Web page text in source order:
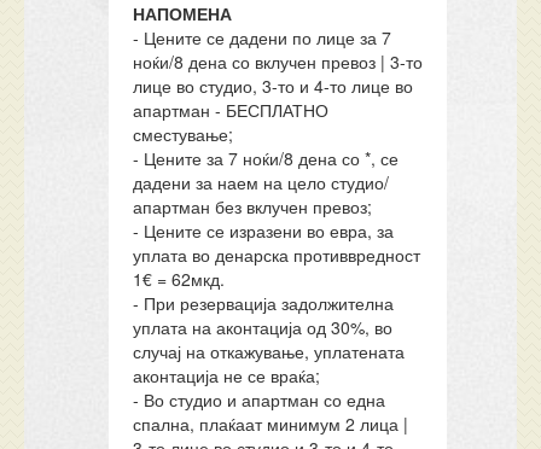
НАПОМЕНА
- Цените се дадени по лице за 7
ноќи/8 дена со вклучен превоз | 3-то
лице во студио, 3-то и 4-то лице во
апартман - БЕСПЛАТНО
сместување;
- Цените за 7 ноќи/8 дена со *, се
дадени за наем на цело студио/
апартман без вклучен превоз;
- Цените се изразени во евра, за
уплата во денарска противвредност
1€ = 62мкд.
- При резервација задолжителна
уплата на аконтација од 30%, во
случај на откажување, уплатената
аконтација не се враќа;
- Во студио и апартман со една
спална, плаќаат минимум 2 лица |